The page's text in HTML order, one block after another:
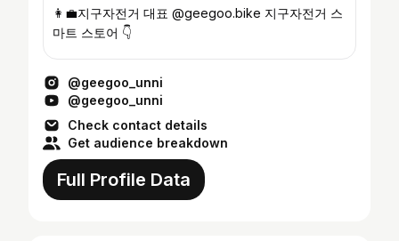
👩‍💼지구자전거 대표 @geegoo.bike 지구자전거 스
마트 스토어 👇
@geegoo_unni
@geegoo_unni
Check contact details
Get audience breakdown
Full Profile Data